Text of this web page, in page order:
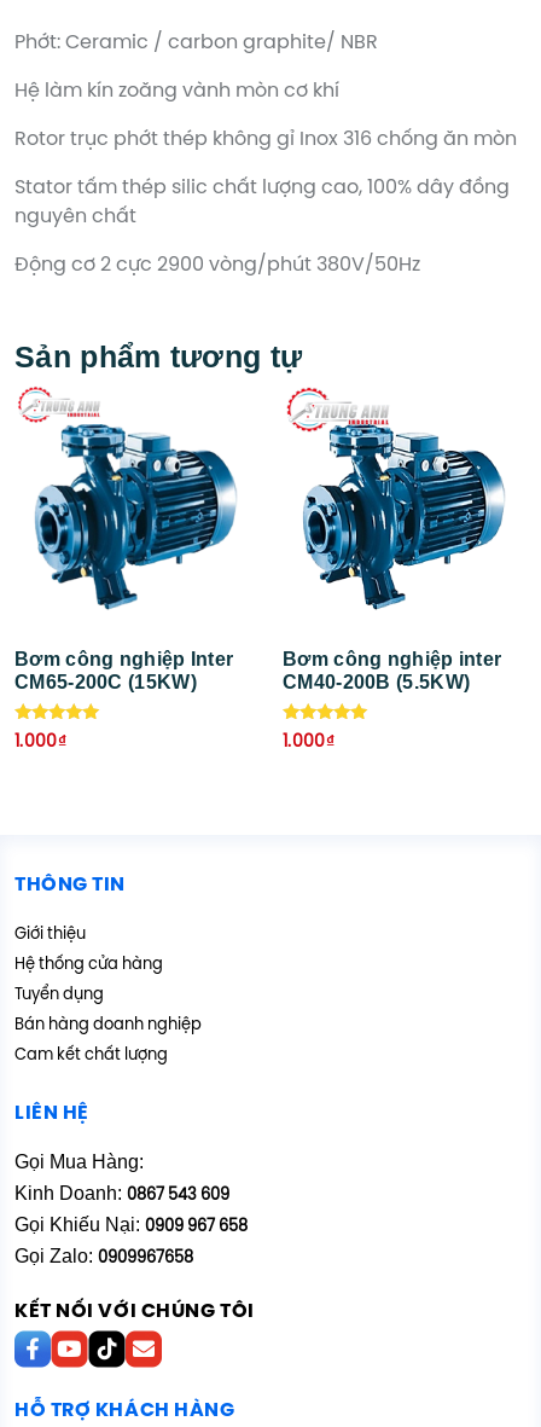
Phớt: Ceramic / carbon graphite/ NBR
Hệ làm kín zoăng vành mòn cơ khí
Rotor trục phớt thép không gỉ Inox 316 chống ăn mòn
Stator tấm thép silic chất lượng cao, 100% dây đồng
nguyên chất
Động cơ 2 cực 2900 vòng/phút 380V/50Hz
Sản phẩm tương tự
Bơm công nghiệp Inter
CM65-200C (15KW)
Được xếp
hạng
1.000₫
Bơm công nghiệp inter
CM40-200B (5.5KW)
Được xếp
hạng
1.000₫
THÔNG TIN
Giới thiệu
Hệ thống cửa hàng
Tuyển dụng
Bán hàng doanh nghiệp
Cam kết chất lượng
LIÊN HỆ
Gọi Mua Hàng:
Kinh Doanh: 0867 543 609
Gọi Khiếu Nại: 0909 967 658
Gọi Zalo: 0909967658
KẾT NỐI VỚI CHÚNG TÔI
HỖ TRỢ KHÁCH HÀNG